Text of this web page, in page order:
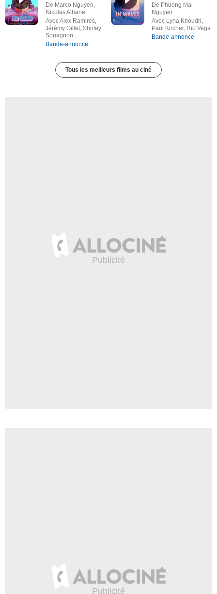
De Marco Nguyen,
Nicolas Athane
Avec Alex Ramires,
Jérémy Gillet, Shirley
Souagnon
Bande-annonce
De Phuong Mai
Nguyen
Avec Lyna Khoudri,
Paul Kircher, Rio Vega
Bande-annonce
Tous les meilleurs films au ciné